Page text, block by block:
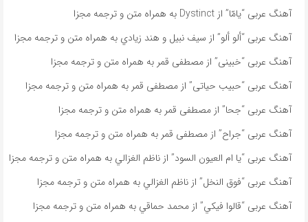
آهنگ عربی “يامّا” از Dystinct به همراه متن و ترجمه مجزا
آهنگ عربی “ألو ألو” از سيف نبيل و هند زيادي به همراه متن و ترجمه مجزا
آهنگ عربی “خبينى” از مصطفى قمر به همراه متن و ترجمه مجزا
آهنگ عربی “حبيب حياتى” از مصطفى قمر به همراه متن و ترجمه مجزا
آهنگ عربی “جحا” از مصطفى قمر به همراه متن و ترجمه مجزا
آهنگ عربی “جراح” از مصطفى قمر به همراه متن و ترجمه مجزا
آهنگ عربی “يا ام العيون السود” از ناظم الغزالي به همراه متن و ترجمه مجزا
آهنگ عربی “فوق النخل” از ناظم الغزالي به همراه متن و ترجمه مجزا
آهنگ عربی “قالوا فيكي” از محمد حماقي به همراه متن و ترجمه مجزا